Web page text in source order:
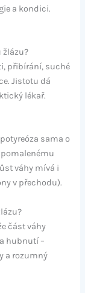
a kondici.
žlázu?
přibírání, suché
Jistotu dá
lékař.
sama o
váhy mívá i
v přechodu).
část váhy
hubnutí –
a rozumný